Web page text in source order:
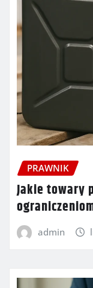
PRAWNIK
Jakie towary
admin